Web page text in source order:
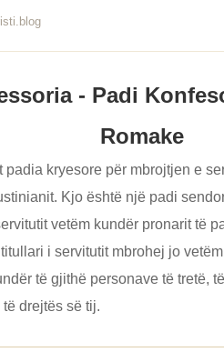
- Padi
Romake
kryesore për mbrojtjen e
Kjo është një padi
vetëm kundër pronarit të
i servitutit mbrohej jo
të gjithë personave të tretë,
drejtës së tij.